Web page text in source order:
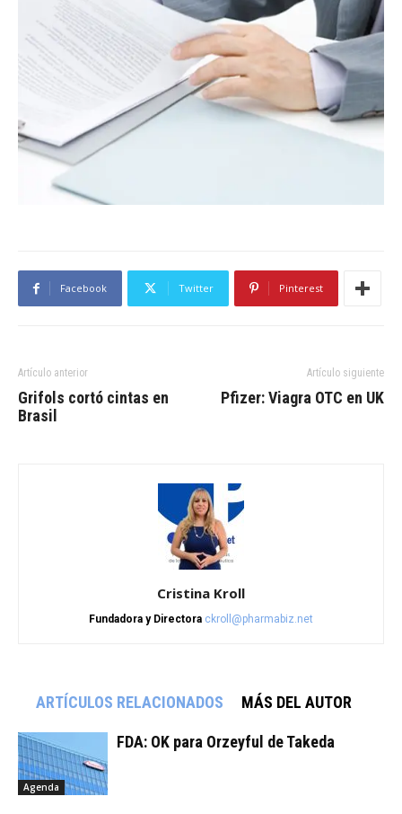
Facebook Twitter Pinterest
Artículo anterior
Grifols cortó cintas en
Brasil
Artículo siguiente
Pfizer: Viagra OTC en UK
Cristina Kroll
Fundadora y Directora ckroll@pharmabiz.net
ARTÍCULOS RELACIONADOS MÁS DEL AUTOR
Agenda
FDA: OK para Orzeyful de Takeda